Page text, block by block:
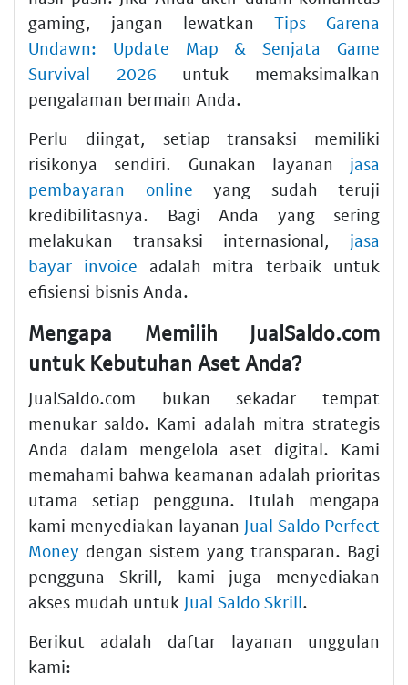
gaming, jangan lewatkan Tips Garena
Undawn: Update Map & Senjata Game
Survival 2026 untuk memaksimalkan
pengalaman bermain Anda.
Perlu diingat, setiap transaksi memiliki
risikonya sendiri. Gunakan layanan jasa
pembayaran online yang sudah teruji
kredibilitasnya. Bagi Anda yang sering
melakukan transaksi internasional, jasa
bayar invoice adalah mitra terbaik untuk
efisiensi bisnis Anda.
Mengapa Memilih JualSaldo.com
untuk Kebutuhan Aset Anda?
JualSaldo.com bukan sekadar tempat
menukar saldo. Kami adalah mitra strategis
Anda dalam mengelola aset digital. Kami
memahami bahwa keamanan adalah prioritas
utama setiap pengguna. Itulah mengapa
kami menyediakan layanan Jual Saldo Perfect
Money dengan sistem yang transparan. Bagi
pengguna Skrill, kami juga menyediakan
akses mudah untuk Jual Saldo Skrill.
Berikut adalah daftar layanan unggulan
kami: